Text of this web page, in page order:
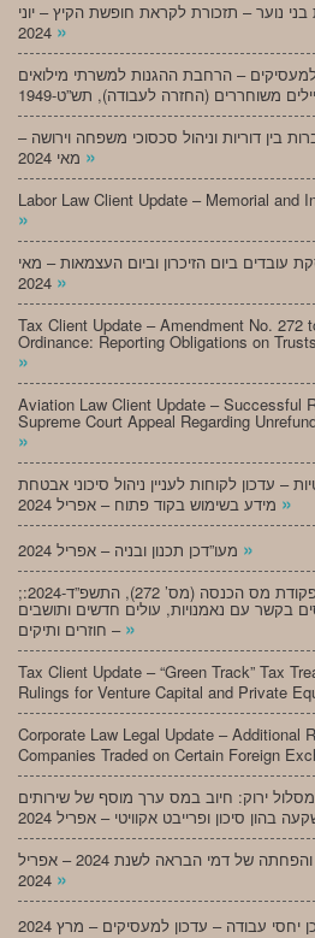
נוער – תזכורת לקראת חופשת הקיץ – יוני
»
למעסיקים – הרחבת ההגנות למשרתי מילואים
בין דוריות וניהול סכסוכי משפחה וירושה –
»
Labor Law Client Update – Memorial and
»
עובדים ביום הזיכרון וביום העצמאות – מאי
»
Tax Client Update – Amendment No. 272
Ordinance: Reporting Obligations on
»
Aviation Law Client Update – Successful
Supreme Court Appeal Regarding
»
– עדכון לקוחות לעניין ניהול סיכוני אבטחת
»
»
;מעו”דכן מיסים – חוק לתיקון פקודת מס הכנסה (מס’ 272), התשפ”ד-2024:
בקשר עם נאמנויות, עולים חדשים ותושבים
חוזרים ותיקים – »
Tax Client Update – “Green Track” Tax
Rulings for Venture Capital and Private
Corporate Law Legal Update – Additional
Companies Traded on Certain Foreign
ירוק: חיוב במס ערך מוסף של שירותים
מעו”דכן יחסי עבודה – הקפאה והפחתה של דמי הבראה לשנת 2024 – אפריל
»